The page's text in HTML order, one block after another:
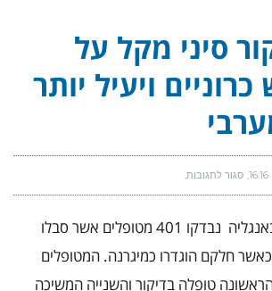
סיני מקל על
ויעיל יותר
16:16 סגור לתגובותעל
דיקור
על
כאבי
כרוניים
ויעיל
מטיפול
נבדקו
401 מטופלים אשר סבלו
חלקם הוגדרו כמיגרנה. המטופלים
: הראשונה טופלה בדיקור והשנייה המשיכה